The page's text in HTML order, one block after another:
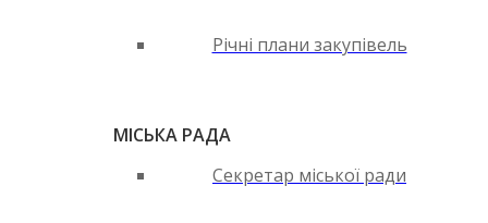
Річні плани закупівель
МІСЬКА РАДА
Секретар міської ради